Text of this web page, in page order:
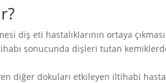
diş eti hastalıklarının ortaya
sonucunda dişleri tutan
diğer dokuları etkileyen iltihabi